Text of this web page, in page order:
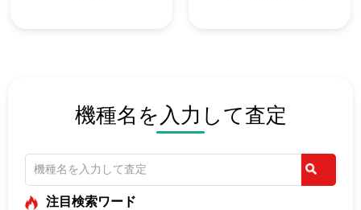
機種名を入力して査定
注目検索ワード